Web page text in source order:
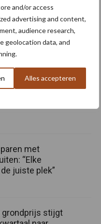
and/or access
advertising and content,
audience research,
geolocation data, and
Alles accepteren
duurzaam
naar Oost-
met
“Elke
juiste plek”
grondprijs stijgt